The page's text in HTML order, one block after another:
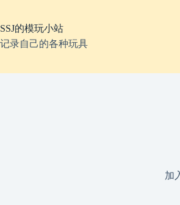
内
容
SSJ的模玩小站
记录自己的各种玩具
加